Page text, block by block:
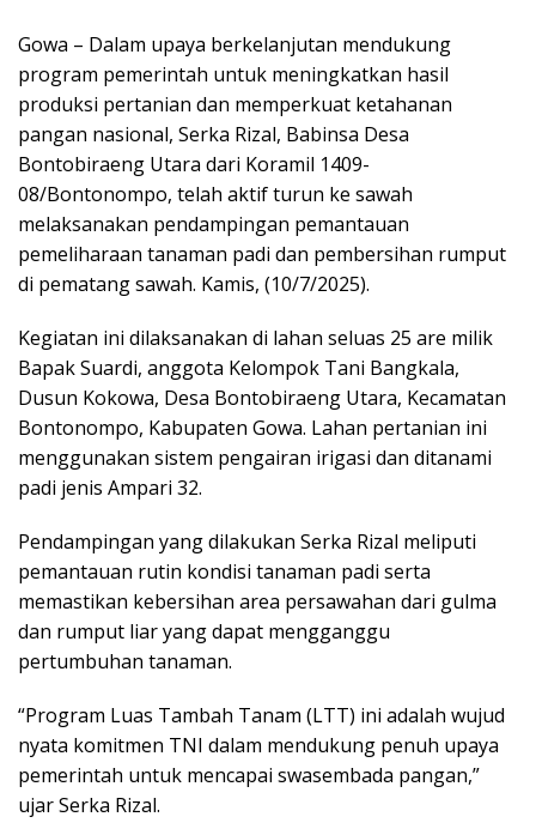
Gowa – Dalam upaya berkelanjutan mendukung
program pemerintah untuk meningkatkan hasil
produksi pertanian dan memperkuat ketahanan
pangan nasional, Serka Rizal, Babinsa Desa
Bontobiraeng Utara dari Koramil 1409-
08/Bontonompo, telah aktif turun ke sawah
melaksanakan pendampingan pemantauan
pemeliharaan tanaman padi dan pembersihan rumput
di pematang sawah. Kamis, (10/7/2025).
Kegiatan ini dilaksanakan di lahan seluas 25 are milik
Bapak Suardi, anggota Kelompok Tani Bangkala,
Dusun Kokowa, Desa Bontobiraeng Utara, Kecamatan
Bontonompo, Kabupaten Gowa. Lahan pertanian ini
menggunakan sistem pengairan irigasi dan ditanami
padi jenis Ampari 32.
Pendampingan yang dilakukan Serka Rizal meliputi
pemantauan rutin kondisi tanaman padi serta
memastikan kebersihan area persawahan dari gulma
dan rumput liar yang dapat mengganggu
pertumbuhan tanaman.
“Program Luas Tambah Tanam (LTT) ini adalah wujud
nyata komitmen TNI dalam mendukung penuh upaya
pemerintah untuk mencapai swasembada pangan,”
ujar Serka Rizal.